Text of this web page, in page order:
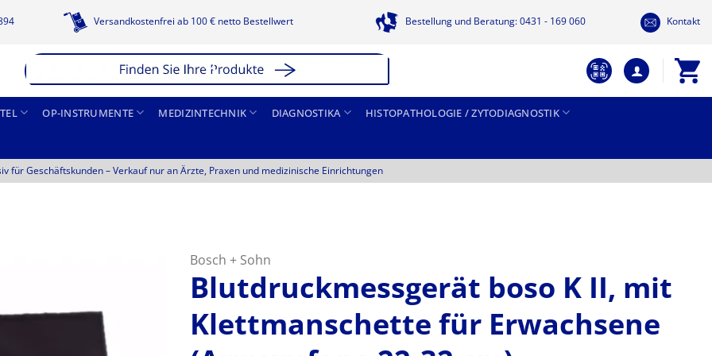
Versandkostenfrei ab 100 € netto Bestellwert Bestellung und Beratung: 0431 - 169 060 Kontakt
OP-INSTRUMENTE MEDIZINTECHNIK DIAGNOSTIKA HISTOPATHOLOGIE / ZYTODIAGNOSTIK
für Geschäftskunden –Verkauf nur an Ärzte, Praxen und medizinische Einrichtungen
Bosch + Sohn
Blutdruckmessgerät boso K II, mit
Klettmanschette für Erwachsene